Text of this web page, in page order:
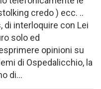
credo ) ecc. ..
di interloquire con Lei
solo ed
opinioni su
di Ospedalicchio, la
di…